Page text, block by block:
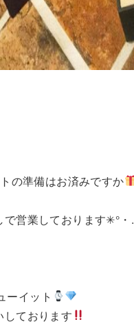
の準備はお済みですか
で営業しております✳︎°・.
ーイット
しております